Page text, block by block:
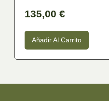
135,00 €
Añadir Al Carrito